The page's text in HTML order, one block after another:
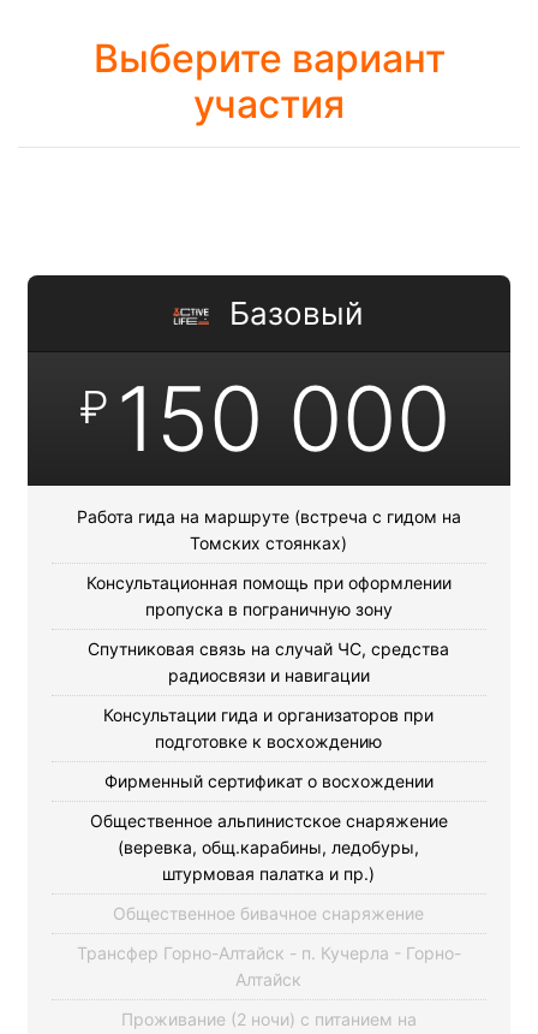
Выберите вариант
участия
Базовый
₽ 150 000
Работа гида на маршруте (встреча с гидом на
Томских стоянках)
Консультационная помощь при оформлении
пропуска в пограничную зону
Спутниковая связь на случай ЧС, средства
радиосвязи и навигации
Консультации гида и организаторов при
подготовке к восхождению
Фирменный сертификат о восхождении
Общественное альпинистское снаряжение
(веревка, общ.карабины, ледобуры,
штурмовая палатка и пр.)
Общественное бивачное снаряжение
Трансфер Горно-Алтайск - п. Кучерла - Горно-
Алтайск
Проживание (2 ночи) с питанием на